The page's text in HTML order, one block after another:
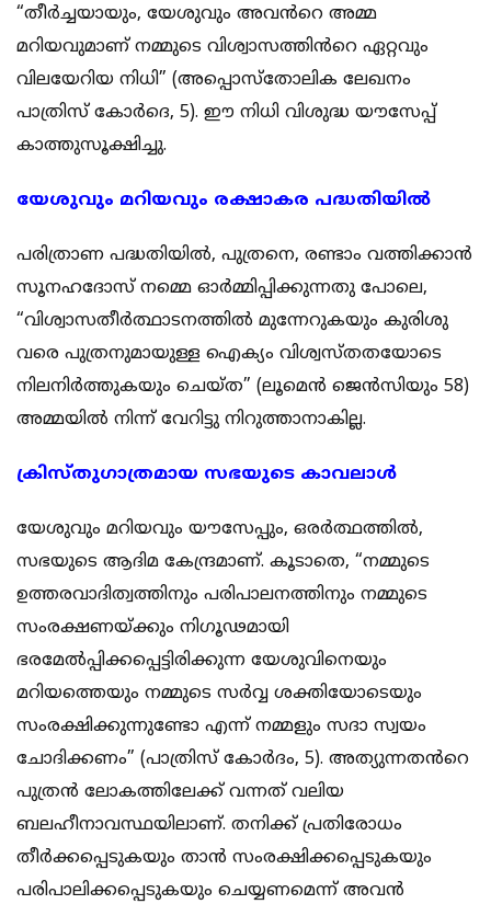
“തീർച്ചയായും, യേശുവും അവൻറെ അമ്മ
മറിയവുമാണ് നമ്മുടെ വിശ്വാസത്തിൻറെ ഏറ്റവും
വിലയേറിയ നിധി” (അപ്പൊസ്തോലിക ലേഖനം
പാത്രിസ് കോർദെ, 5). ഈ നിധി വിശുദ്ധ യൗസേപ്പ്
കാത്തുസൂക്ഷിച്ചു.
യേശുവും മറിയവും രക്ഷാകര പദ്ധതിയിൽ
പരിത്രാണ പദ്ധതിയിൽ, പുത്രനെ, രണ്ടാം വത്തിക്കാൻ
സൂനഹദോസ് നമ്മെ ഓർമ്മിപ്പിക്കുന്നതു പോലെ,
“വിശ്വാസതീർത്ഥാടനത്തിൽ മുന്നേറുകയും കുരിശു
വരെ പുത്രനുമായുള്ള ഐക്യം വിശ്വസ്തതയോടെ
നിലനിർത്തുകയും ചെയ്ത” (ലൂമെൻ ജെൻസിയും 58)
അമ്മയിൽ നിന്ന് വേറിട്ടു നിറുത്താനാകില്ല.
ക്രിസ്തുഗാത്രമായ സഭയുടെ കാവലാൾ
യേശുവും മറിയവും യൗസേപ്പും, ഒരർത്ഥത്തിൽ,
സഭയുടെ ആദിമ കേന്ദ്രമാണ്. കൂടാതെ, “നമ്മുടെ
ഉത്തരവാദിത്വത്തിനും പരിപാലനത്തിനും നമ്മുടെ
സംരക്ഷണയ്ക്കും നിഗൂഢമായി
ഭരമേൽപ്പിക്കപ്പെട്ടിരിക്കുന്ന യേശുവിനെയും
മറിയത്തെയും നമ്മുടെ സർവ്വ ശക്തിയോടെയും
സംരക്ഷിക്കുന്നുണ്ടോ എന്ന് നമ്മളും സദാ സ്വയം
ചോദിക്കണം” (പാത്രിസ് കോർദം, 5). അത്യുന്നതൻറെ
പുത്രൻ ലോകത്തിലേക്ക് വന്നത് വലിയ
ബലഹീനാവസ്ഥയിലാണ്. തനിക്ക് പ്രതിരോധം
തീർക്കപ്പെടുകയും താൻ സംരക്ഷിക്കപ്പെടുകയും
പരിപാലിക്കപ്പെടുകയും ചെയ്യണമെന്ന് അവൻ